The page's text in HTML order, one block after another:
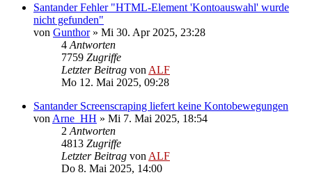
Santander Fehler "HTML-Element 'Kontoauswahl' wurde
nicht gefunden"
von Gunthor» Mi 30. Apr 2025, 23:28
4 Antworten
7759 Zugriffe
Letzter Beitrag von ALF
Mo 12. Mai 2025, 09:28
Santander Screenscraping liefert keine Kontobewegungen
von Arne_HH » Mi 7. Mai 2025, 18:54
2 Antworten
4813 Zugriffe
Letzter Beitrag von ALF
Do 8. Mai 2025, 14:00